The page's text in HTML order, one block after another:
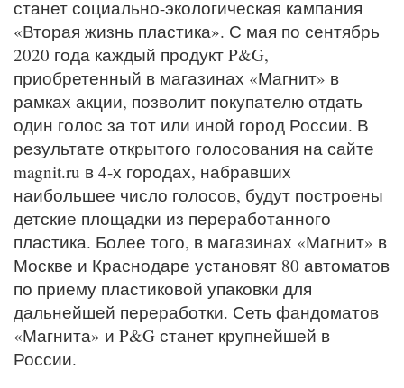
станет социально-экологическая кампания
«Вторая жизнь пластика». С мая по сентябрь
2020 года каждый продукт P&G,
приобретенный в магазинах «Магнит» в
рамках акции, позволит покупателю отдать
один голос за тот или иной город России. В
результате открытого голосования на сайте
magnit.ru в 4-х городах, набравших
наибольшее число голосов, будут построены
детские площадки из переработанного
пластика. Более того, в магазинах «Магнит» в
Москве и Краснодаре установят 80 автоматов
по приему пластиковой упаковки для
дальнейшей переработки. Сеть фандоматов
«Магнита» и P&G станет крупнейшей в
России.